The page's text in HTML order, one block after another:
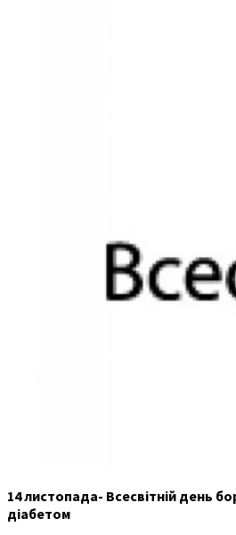
14 листопада- Всесвітній день
діабетом